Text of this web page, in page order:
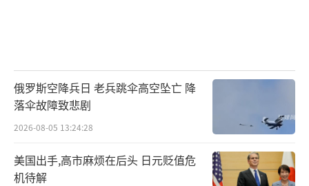
俄罗斯空降兵日 老兵跳伞高空坠亡 降
落伞故障致悲剧
2026-08-05 13:24:28
美国出手,高市麻烦在后头 日元贬值危
机待解